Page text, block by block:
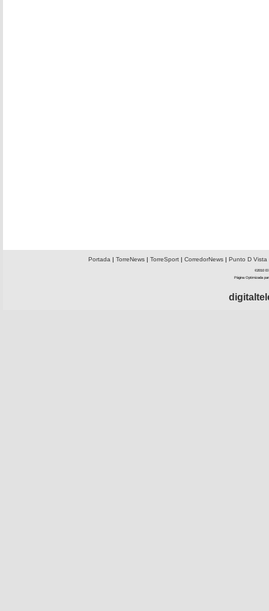
Portada | TorreNews| TorreSport| CorredorNews| Punto D Vista
©2010 El
Página Optimizada